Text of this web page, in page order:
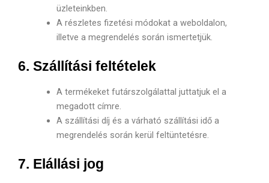
üzleteinkben.
A részletes fizetési módokat a weboldalon,
illetve a megrendelés során ismertetjük.
6. Szállítási feltételek
A termékeket futárszolgálattal juttatjuk el a
megadott címre.
A szállítási díj és a várható szállítási idő a
megrendelés során kerül feltüntetésre.
7. Elállási jog